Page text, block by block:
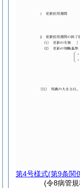
第4号様式(第9条関
(令8病管